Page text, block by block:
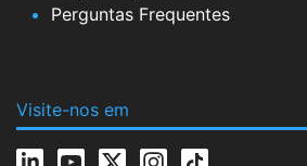
Perguntas Frequentes
Visite-nos em